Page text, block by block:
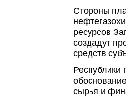
Стороны
ресурсов
создадут
средств
Республики
сырья и